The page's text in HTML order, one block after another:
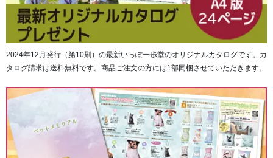
2024年12月発行（第10刷）の最新いっぽ一歩堂のオリジナルカタログです。カ
タログ請求は送料無料です。商品ご注文の方には1部同梱させていただきます。